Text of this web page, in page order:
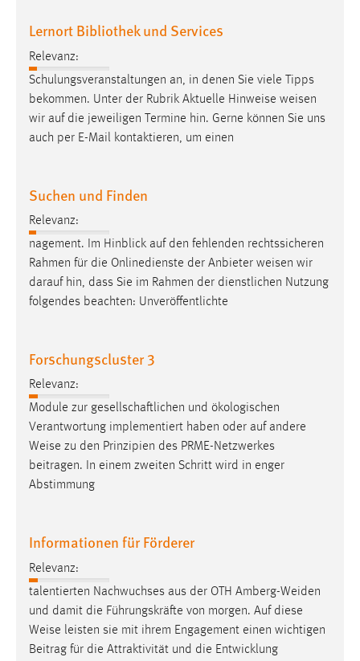
Lernort Bibliothek und Services
Relevanz:
Schulungsveranstaltungen an, in denen Sie viele Tipps
bekommen. Unter der Rubrik Aktuelle Hinweise weisen
wir auf die jeweiligen Termine hin. Gerne können Sie uns
auch per E-Mail kontaktieren, um einen
Suchen und Finden
Relevanz:
nagement. Im Hinblick auf den fehlenden rechtssicheren
Rahmen für die Onlinedienste der Anbieter weisen wir
darauf hin, dass Sie im Rahmen der dienstlichen Nutzung
folgendes beachten: Unveröffentlichte
Forschungscluster 3
Relevanz:
Module zur gesellschaftlichen und ökologischen
Verantwortung implementiert haben oder auf andere
Weise zu den Prinzipien des PRME-Netzwerkes
beitragen. In einem zweiten Schritt wird in enger
Abstimmung
Informationen für Förderer
Relevanz:
talentierten Nachwuchses aus der OTH Amberg-Weiden
und damit die Führungskräfte von morgen. Auf diese
Weise leisten sie mit ihrem Engagement einen wichtigen
Beitrag für die Attraktivität und die Entwicklung